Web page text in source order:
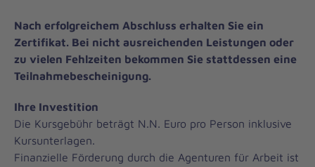
Nach erfolgreichem Abschluss erhalten Sie ein
Zertifikat. Bei nicht ausreichenden Leistungen oder
zu vielen Fehlzeiten bekommen Sie stattdessen eine
Teilnahmebescheinigung.
Ihre Investition
Die Kursgebühr beträgt N.N. Euro pro Person inklusive
Kursunterlagen.
Finanzielle Förderung durch die Agenturen für Arbeit ist